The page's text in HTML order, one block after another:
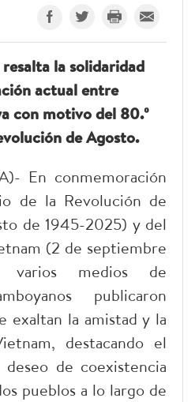
la solidaridad
actual entre
con motivo del 80.º
de Agosto.
En conmemoración
de la Revolución de
de 1945-2025) y del
(2 de septiembre
varios medios de
publicaron
exaltan la amistad y la
destacando el
de coexistencia
pueblos a lo largo de